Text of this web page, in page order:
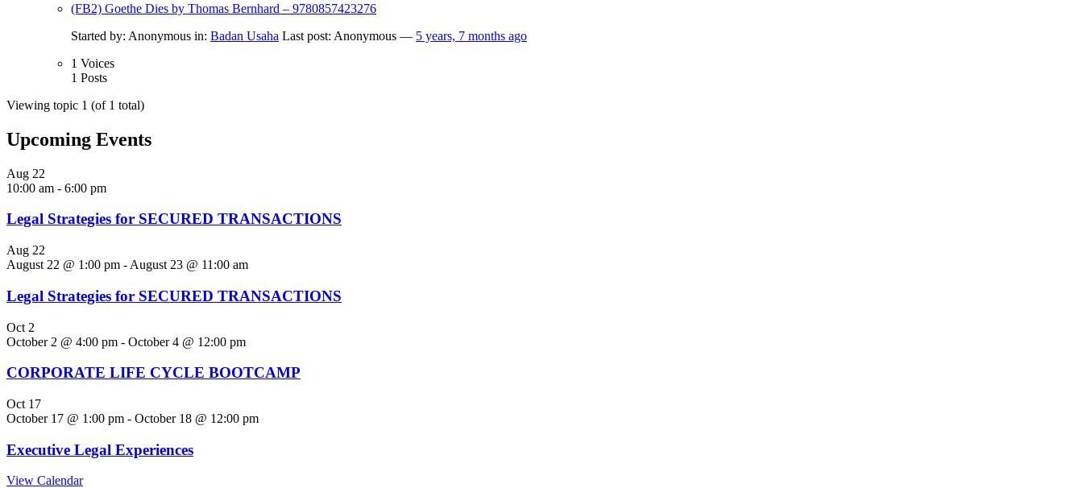
(FB2) Goethe Dies by Thomas Bernhard – 9780857423276
Started by: Anonymous in: Badan Usaha Last post: Anonymous — 5 years, 7 months ago
1 Voices
1 Posts
Viewing topic 1 (of 1 total)
Upcoming Events
Aug 22
10:00 am - 6:00 pm
Legal Strategies for SECURED TRANSACTIONS
Aug 22
August 22 @ 1:00 pm - August 23 @ 11:00 am
Legal Strategies for SECURED TRANSACTIONS
Oct 2
October 2 @ 4:00 pm - October 4 @ 12:00 pm
CORPORATE LIFE CYCLE BOOTCAMP
Oct 17
October 17 @ 1:00 pm - October 18 @ 12:00 pm
Executive Legal Experiences
View Calendar